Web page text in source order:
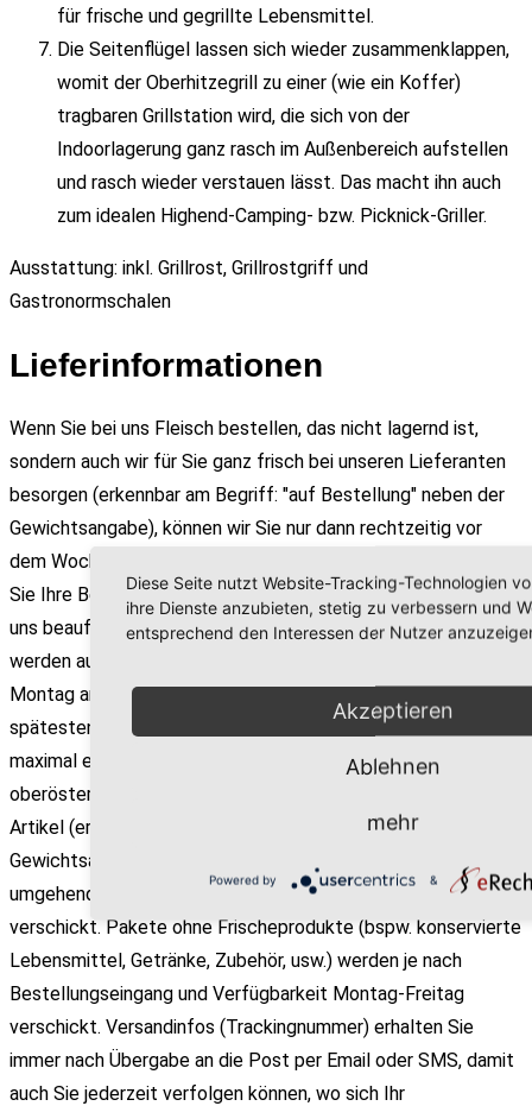
für frische und gegrillte Lebensmittel.
Die Seitenflügel lassen sich wieder zusammenklappen,
womit der Oberhitzegrill zu einer (wie ein Koffer)
tragbaren Grillstation wird, die sich von der
Indoorlagerung ganz rasch im Außenbereich aufstellen
und rasch wieder verstauen lässt. Das macht ihn auch
zum idealen Highend-Camping- bzw. Picknick-Griller.
Ausstattung: inkl. Grillrost, Grillrostgriff und
Gastronormschalen
Lieferinformationen
Wenn Sie bei uns Fleisch bestellen, das nicht lagernd ist,
sondern auch wir für Sie ganz frisch bei unseren Lieferanten
besorgen (erkennbar am Begriff: "auf Bestellung" neben der
Gewichtsangabe), können wir Sie nur dann rechtzeitig vor
dem Wochenende mit Ihrem Fleisch-Paket beliefern, wenn
Sie Ihre Bestellung bis spätestens Mittwoch 12:00 Uhr bei
uns beauftragen. Alle späteren Order ("auf Bestellung")
werden aus Gründen der Kühlkettensicherheit erst am Folge-
Montag an Sie versendet und erreichen Sie am Dienstag oder
spätestens Mittwoch. In jedem Fall warten Sie nie länger als
maximal eine Woche auf Ihr perfekt gereiftes Fleisch aus
oberösterreichischer Bio-Landwirtschaft. Alle lagernden
Artikel (erkennbar am Begriff: "lagernd" neben der
Gewichtsangabe) sind davon unbetroffen und werden
umgehend nach Bestellung bis einschließlich Donnerstag
verschickt. Pakete ohne Frischeprodukte (bspw. konservierte
Lebensmittel, Getränke, Zubehör, usw.) werden je nach
Bestellungseingang und Verfügbarkeit Montag-Freitag
verschickt. Versandinfos (Trackingnummer) erhalten Sie
immer nach Übergabe an die Post per Email oder SMS, damit
auch Sie jederzeit verfolgen können, wo sich Ihr
Diese Seite nutzt Website-Tracking-Technologien
ihre Dienste anzubieten, stetig zu verbessern und
entsprechend den Interessen der Nutzer
Akzeptieren
Ablehnen
mehr
Powered by &